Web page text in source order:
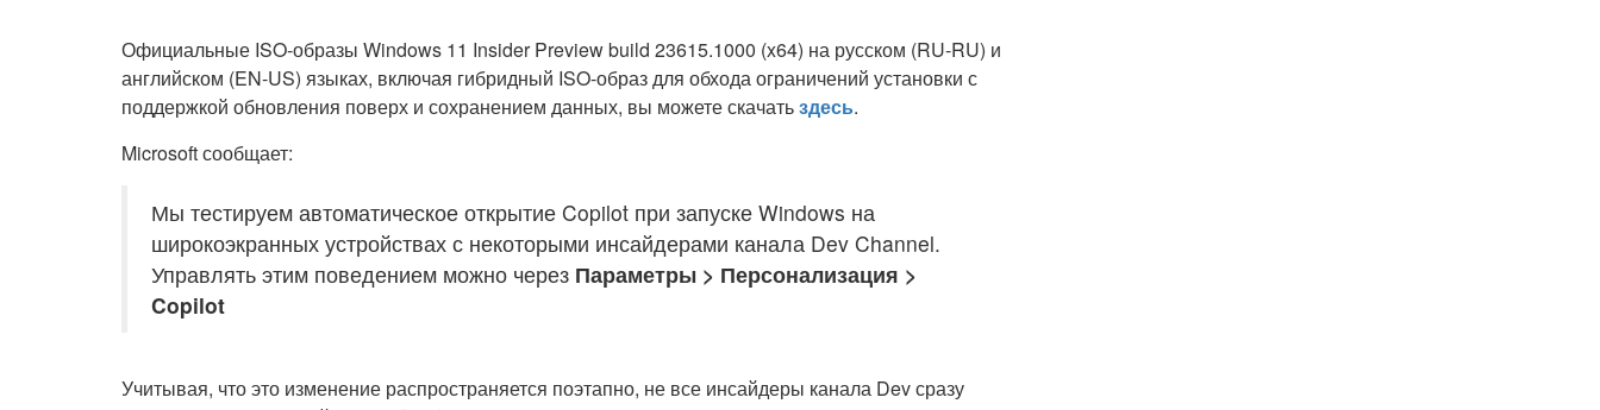
Официальные ISO-образы Windows 11 Insider Preview build 23615.1000 (x64) на русском (RU-RU) и
английском (EN-US) языках, включая гибридный ISO-образ для обхода ограничений установки с
поддержкой обновления поверх и сохранением данных, вы можете скачатьздесь.
Microsoft сообщает:
Мы тестируем автоматическое открытие Copilot при запуске Windows на
широкоэкранных устройствах с некоторыми инсайдерами канала Dev Channel.
Управлять этим поведением можно через Параметры > Персонализация >
Copilot
Учитывая, что это изменение распространяется поэтапно, не все инсайдеры канала Dev сразу